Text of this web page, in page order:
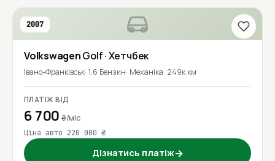
2007
VolkswagenGolf· Хетчбек
Івано-Франківськ 1.6 Бензин Механіка 249к км
ПЛАТІЖ ВІД
6 700₴/міс
Ціна авто 220 000 ₴
Дізнатись платіж→